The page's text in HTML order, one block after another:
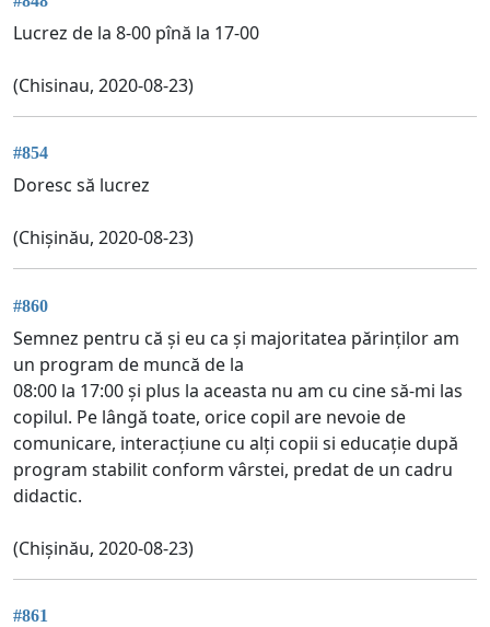
Lucrez de la 8-00 pînă la 17-00
(Chisinau, 2020-08-23)
#854
Doresc să lucrez
(Chișinău, 2020-08-23)
#860
Semnez pentru că și eu ca și majoritatea părinților am
un program de muncă de la
08:00 la 17:00 și plus la aceasta nu am cu cine să-mi las
copilul. Pe lângă toate, orice copil are nevoie de
comunicare, interacțiune cu alți copii si educație după
program stabilit conform vârstei, predat de un cadru
didactic.
(Chișinău, 2020-08-23)
#861